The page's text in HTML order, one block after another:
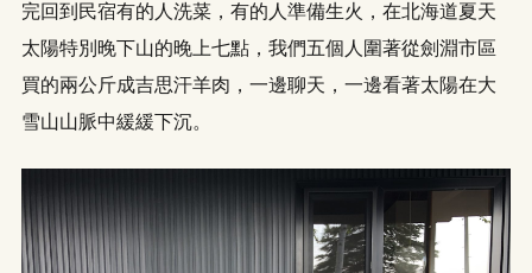
完回到民宿有的人洗菜，有的人準備生火，在北海道夏天
太陽特別晚下山的晚上七點，我們五個人圍著從劍淵市區
買的兩公斤成吉思汗羊肉，一邊聊天，一邊看著太陽在大
雪山山脈中緩緩下沉。